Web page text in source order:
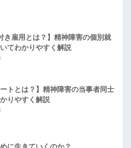
き雇用とは？】精神障害の個別就
てわかりやすく解説
ートとは？】精神障害の当事者同士
りやすく解説
に生きていくのか？